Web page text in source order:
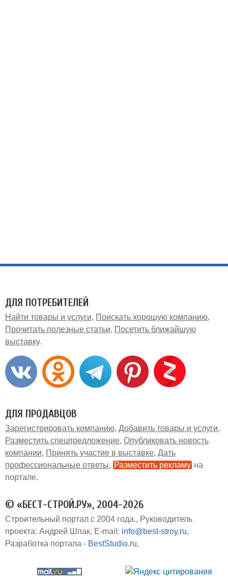
ДЛЯ ПОТРЕБИТЕЛЕЙ
Найти товары и услуги
Поискать хорошую компанию
Прочитать полезные статьи
Посетить ближайшую
выставку
ДЛЯ ПРОДАВЦОВ
Зарегистрировать компанию Добавить товары и услуги
Разместить спецпредложение Опубликовать новость
компании
Принять участие в выставке Дать
профессиональные ответы
Разместить рекламу на
портале
© «БЕСТ-СТРОЙ.РУ», 2004-2026
Строительный портал с 2004 года.
Руководитель
проекта: Андрей Шпак E-mail: info@best-stroy.ru
Разработка портала - BestStudio.ru